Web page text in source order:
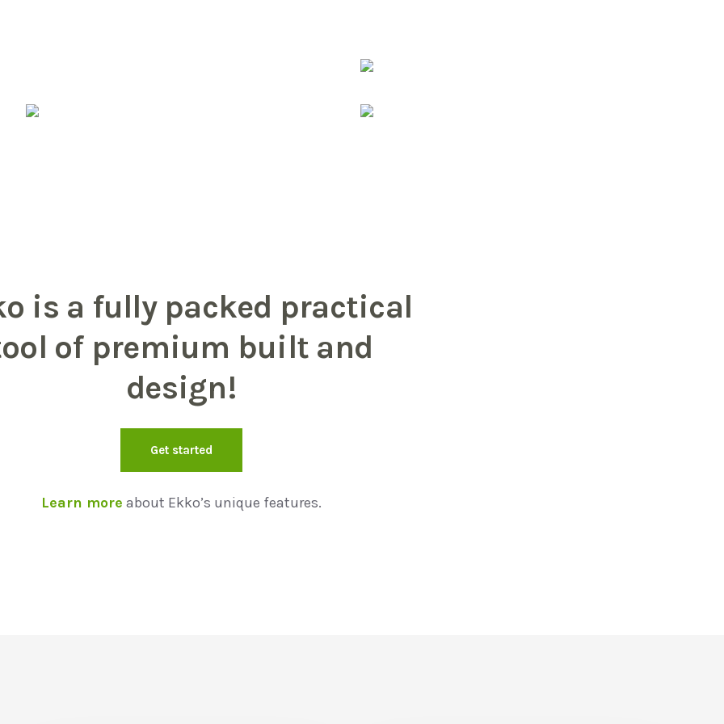
is a fully packed practical
of premium built and
design!
Get started
Learn more about Ekko’s unique features.